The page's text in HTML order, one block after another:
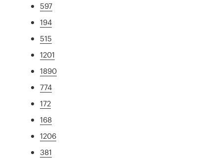
597
194
515
1201
1890
774
172
168
1206
381